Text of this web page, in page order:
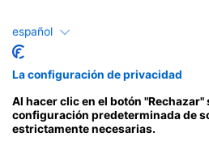
Entremares, 30380 Murcia,
Lugares de buceo
español
La configuración de privacidad
Al hacer clic en el botón "Rechazar"
configuración predeterminada de
estrictamente necesarias.